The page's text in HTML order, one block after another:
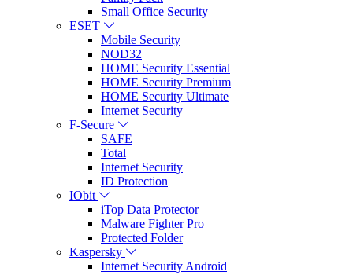
Small Office Security
ESET
Mobile Security
NOD32
HOME Security Essential
HOME Security Premium
HOME Security Ultimate
Internet Security
F-Secure
SAFE
Total
Internet Security
ID Protection
IObit
iTop Data Protector
Malware Fighter Pro
Protected Folder
Kaspersky
Internet Security Android